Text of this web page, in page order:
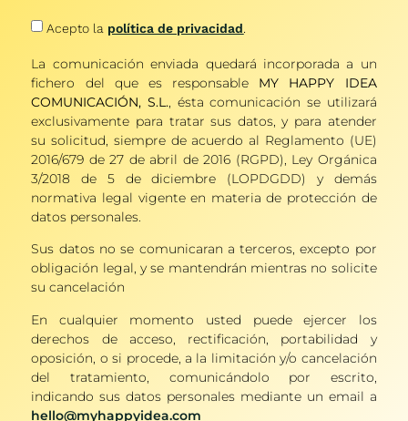
Acepto la política de privacidad
La comunicación enviada quedará incorporada a un
fichero del que es responsable MY HAPPY IDEA
COMUNICACIÓN, S.L., ésta comunicación se utilizará
exclusivamente para tratar sus datos, y para atender
su solicitud, siempre de acuerdo al Reglamento (UE)
2016/679 de 27 de abril de 2016 (RGPD), Ley Orgánica
3/2018 de 5 de diciembre (LOPDGDD) y demás
normativa legal vigente en materia de protección de
datos personales.
Sus datos no se comunicaran a terceros, excepto por
obligación legal, y se mantendrán mientras no solicite
su cancelación
En cualquier momento usted puede ejercer los
derechos de acceso, rectificación, portabilidad y
oposición, o si procede, a la limitación y/o cancelación
del tratamiento, comunicándolo por escrito,
indicando sus datos personales mediante un email a
hello@myhappyidea.com